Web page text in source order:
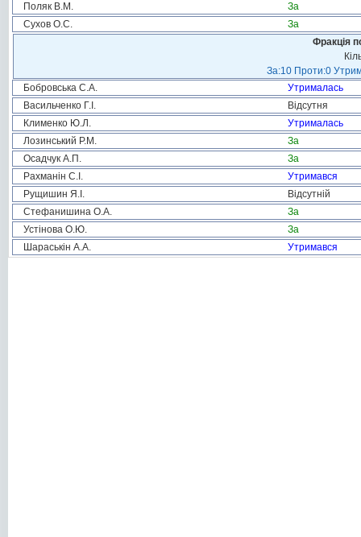
Поляк В.М.
За
Сухов О.С.
За
Фракція
За:10 Проти:0
Бобровська С.А.
Утрималась
Васильченко Г.І.
Відсутня
Клименко Ю.Л.
Утрималась
Лозинський Р.М.
За
Осадчук А.П.
За
Рахманін С.І.
Утримався
Рущишин Я.І.
Відсутній
Стефанишина О.А.
За
Устінова О.Ю.
За
Шараськін А.А.
Утримався